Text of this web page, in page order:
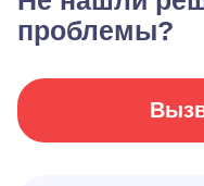
проблемы?